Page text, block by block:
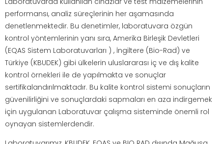
performansı, analiz süreçlerinin her aşamasında
denetlenmektedir. Bu denetimler, laboratuvara özgün
kontrol yöntemlerinin yanı sıra, Amerika Birleşik Devletleri
(EQAS Sistem Laboratuvarları ) , İngiltere (Bio-Rad) ve
Türkiye (KBUDEK) gibi ülkelerin uluslararası iç ve dış kalite
kontrol örnekleri ile de yapılmakta ve sonuçlar
sertifikalandırılmaktadır. Bu kalite kontrol sistemi sonuçların
güvenilirliğini ve sonuçlardaki sapmaları en aza indirgemek
için uygulanan Laboratuvar çalışma sisteminde önemli rol
oynayan sistemlerdendir.